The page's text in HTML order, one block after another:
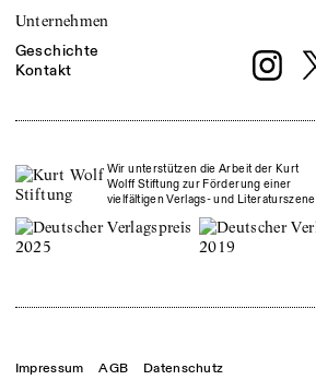
Unternehmen
Geschichte
Kontakt
Wir unterstützen die Arbeit der Kurt
Wolff Stiftung zur Förderung einer
vielfältigen Verlags- und Literaturszene
Impressum AGB Datenschutz